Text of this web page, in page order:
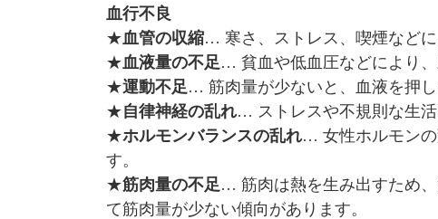
血行不良
★血管の収縮… 寒さ、ストレス、喫煙など
★血液量の不足 … 貧血や低血圧などにより
★運動不足 … 筋肉量が少ないと、血液を押
★自律神経の乱れ… ストレスや不規則な生
★ホルモンバランスの乱れ… 女性ホルモンの
す。
★筋肉量の不足 … 筋肉は熱を生み出すため
て筋肉量が少ない傾向があります。